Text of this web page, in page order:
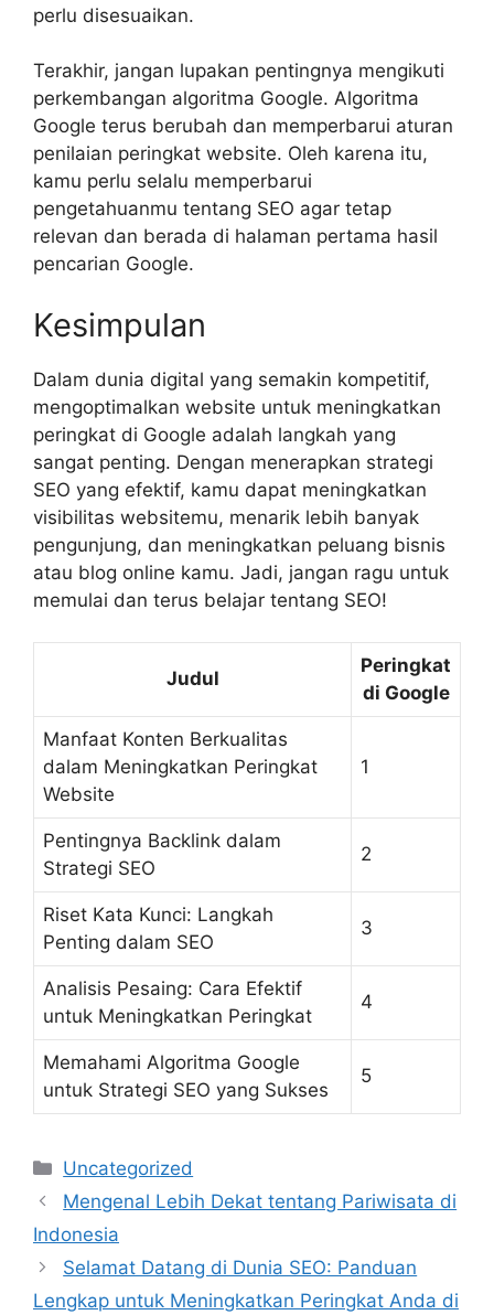
perlu disesuaikan.
Terakhir, jangan lupakan pentingnya mengikuti
perkembangan algoritma Google. Algoritma
Google terus berubah dan memperbarui aturan
penilaian peringkat website. Oleh karena itu,
kamu perlu selalu memperbarui
pengetahuanmu tentang SEO agar tetap
relevan dan berada di halaman pertama hasil
pencarian Google.
Kesimpulan
Dalam dunia digital yang semakin kompetitif,
mengoptimalkan website untuk meningkatkan
peringkat di Google adalah langkah yang
sangat penting. Dengan menerapkan strategi
SEO yang efektif, kamu dapat meningkatkan
visibilitas websitemu, menarik lebih banyak
pengunjung, dan meningkatkan peluang bisnis
atau blog online kamu. Jadi, jangan ragu untuk
memulai dan terus belajar tentang SEO!
Judul
Peringkat
di Google
Manfaat Konten Berkualitas
dalam Meningkatkan Peringkat
Website
1
Pentingnya Backlink dalam
Strategi SEO
2
Riset Kata Kunci: Langkah
Penting dalam SEO
3
Analisis Pesaing: Cara Efektif
untuk Meningkatkan Peringkat
4
Memahami Algoritma Google
untuk Strategi SEO yang Sukses
5
Categories
Uncategorized
Mengenal Lebih Dekat tentang Pariwisata di
Indonesia
Selamat Datang di Dunia SEO: Panduan
Lengkap untuk Meningkatkan Peringkat Anda di